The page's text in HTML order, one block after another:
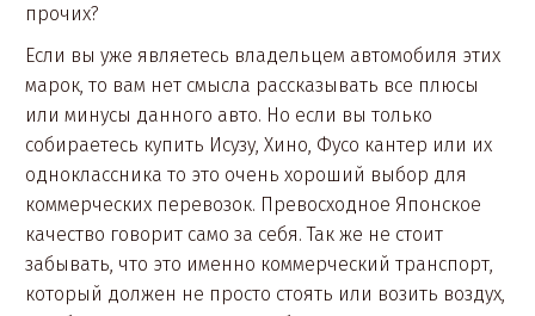
прочих?
Если вы уже являетесь владельцем автомобиля этих
марок, то вам нет смысла рассказывать все плюсы
или минусы данного авто. Но если вы только
собираетесь купить Исузу, Хино, Фусо кантер или их
одноклассника то это очень хороший выбор для
коммерческих перевозок. Превосходное Японское
качество говорит само за себя. Так же не стоит
забывать, что это именно коммерческий транспорт,
который должен не просто стоять или возить воздух,